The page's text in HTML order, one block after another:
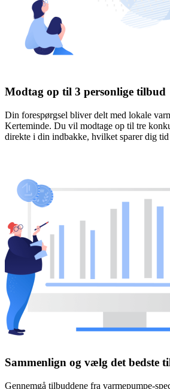
Modtag op til 3 personlige tilbud
Din forespørgsel bliver delt med lokale
Kerteminde. Du vil modtage op til tre
direkte i din indbakke, hvilket sparer dig
Sammenlign og vælg det bedste
Gennemgå tilbuddene fra varmepumpe-